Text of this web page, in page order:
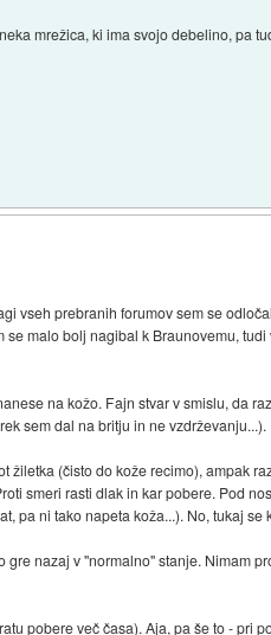
mrežica, ki ima svojo debelino, pa
vseh prebranih forumov sem se
malo bolj nagibal k Braunovemu, tudi
na kožo. Fajn stvar v smislu, da
sem dal na britju in ne vzdrževanju...).
(čisto do kože recimo), ampak
smeri rasti dlak in kar pobere. Pod
pa ni tako napeta koža...). No, tukaj se
nazaj v "normalno" stanje. Nimam
pobere več časa). Aja, pa še to - pri